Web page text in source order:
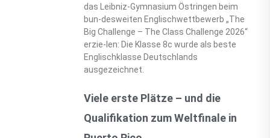
das Leibniz-Gymnasium Östringen beim
bun-desweiten Englischwettbewerb „The
Big Challenge – The Class Challenge 2026“
erzie-len: Die Klasse 8c wurde als beste
Englischklasse Deutschlands
ausgezeichnet.
Viele erste Plätze – und die
Qualifikation zum Weltfinale in